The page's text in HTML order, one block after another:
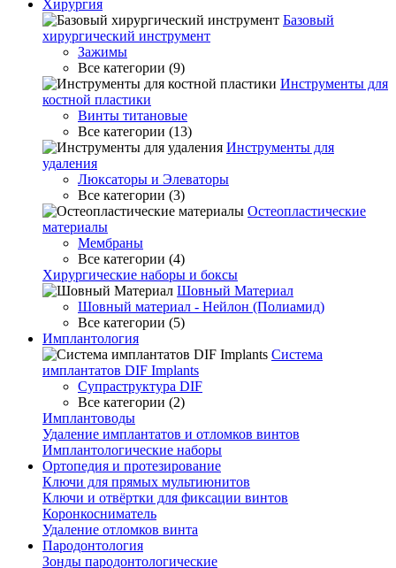
Хирургия
Базовый
хирургический инструмент
Зажимы
Все категории (9)
Инструменты для
костной пластики
Винты титановые
Все категории (13)
Инструменты для
удаления
Люксаторы и Элеваторы
Все категории (3)
Остеопластические
материалы
Мембраны
Все категории (4)
Хирургические наборы и боксы
Шовный Материал
Шовный материал - Нейлон (Полиамид)
Все категории (5)
Имплантология
Система
имплантатов DIF Implants
Супраструктура DIF
Все категории (2)
Имплантоводы
Удаление имплантатов и отломков винтов
Имплантологические наборы
Ортопедия и протезирование
Ключи для прямых мультиюнитов
Ключи и отвёртки для фиксации винтов
Коронкосниматель
Удаление отломков винта
Пародонтология
Зонды пародонтологические